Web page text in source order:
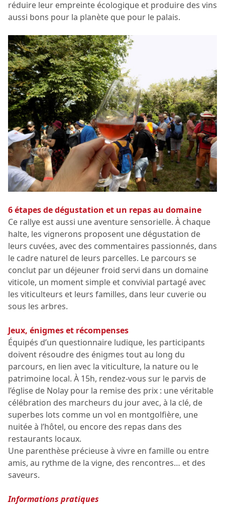
réduire leur empreinte écologique et produire des vins
aussi bons pour la planète que pour le palais.
6 étapes de dégustation et un repas au domaine
Ce rallye est aussi une aventure sensorielle. À chaque
halte, les vignerons proposent une dégustation de
leurs cuvées, avec des commentaires passionnés, dans
le cadre naturel de leurs parcelles. Le parcours se
conclut par un déjeuner froid servi dans un domaine
viticole, un moment simple et convivial partagé avec
les viticulteurs et leurs familles, dans leur cuverie ou
sous les arbres.
Jeux, énigmes et récompenses
Équipés d’un questionnaire ludique, les participants
doivent résoudre des énigmes tout au long du
parcours, en lien avec la viticulture, la nature ou le
patrimoine local. À 15h, rendez-vous sur le parvis de
l’église de Nolay pour la remise des prix : une véritable
célébration des marcheurs du jour avec, à la clé, de
superbes lots comme un vol en montgolfière, une
nuitée à l’hôtel, ou encore des repas dans des
restaurants locaux.
Une parenthèse précieuse à vivre en famille ou entre
amis, au rythme de la vigne, des rencontres… et des
saveurs.
Informations pratiques